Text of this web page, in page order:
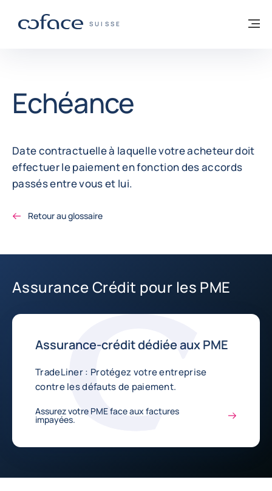
COFACE, FOR TRADE - PAGE D'ACCUEIL
SUISSE
Retour à la page d'accueil
Echéance
Date contractuelle à laquelle votre acheteur doit
effectuer le paiement en fonction des accords
passés entre vous et lui.
Retour au glossaire
Assurance Crédit pour les PME
Assurance-crédit dédiée aux PME
TradeLiner : Protégez votre entreprise
contre les défauts de paiement.
Assurez votre PME face aux factures
impayées.